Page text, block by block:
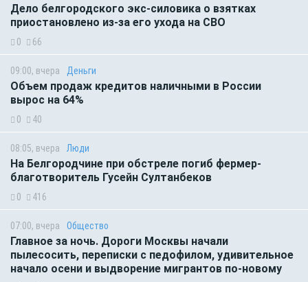
Дело белгородского экс-силовика о взятках
приостановлено из-за его ухода на СВО
0 66
09:00, вчера Деньги
Объем продаж кредитов наличными в России
вырос на 64%
0 40
08:05, вчера Люди
На Белгородчине при обстреле погиб фермер-
благотворитель Гусейн Султанбеков
0 416
07:00, вчера Общество
Главное за ночь. Дороги Москвы начали
пылесосить, переписки с педофилом, удивительное
начало осени и выдворение мигрантов по-новому